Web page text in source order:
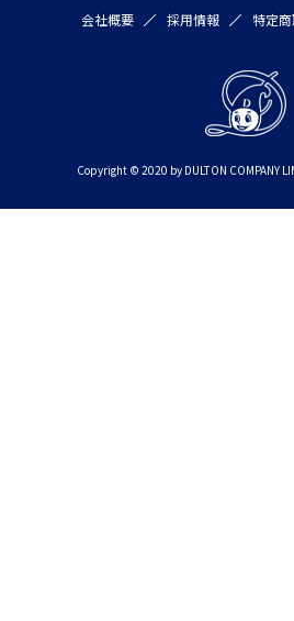
会社概要
採用情報 特定
Copyright © 2020 by DULTON COMPANY